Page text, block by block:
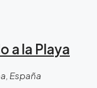
a la Playa
España